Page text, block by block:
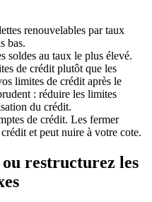
renouvelables par taux
bas.
soldes au taux le plus élevé.
de crédit plutôt que les
limites de crédit après le
: réduire les limites
du crédit.
de crédit. Les fermer
et peut nuire à votre cote.
restructurez les